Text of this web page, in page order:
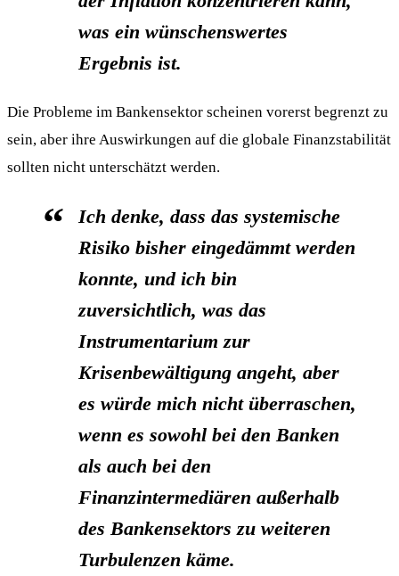
was ein wünschenswertes
Ergebnis ist.
Die Probleme im Bankensektor scheinen vorerst begrenzt zu
sein, aber ihre Auswirkungen auf die globale Finanzstabilität
sollten nicht unterschätzt werden.
Ich denke, dass das systemische
Risiko bisher eingedämmt werden
konnte, und ich bin
zuversichtlich, was das
Instrumentarium zur
Krisenbewältigung angeht, aber
es würde mich nicht überraschen,
wenn es sowohl bei den Banken
als auch bei den
Finanzintermediären außerhalb
des Bankensektors zu weiteren
Turbulenzen käme.